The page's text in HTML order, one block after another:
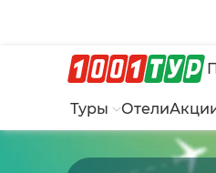
Туры Отели